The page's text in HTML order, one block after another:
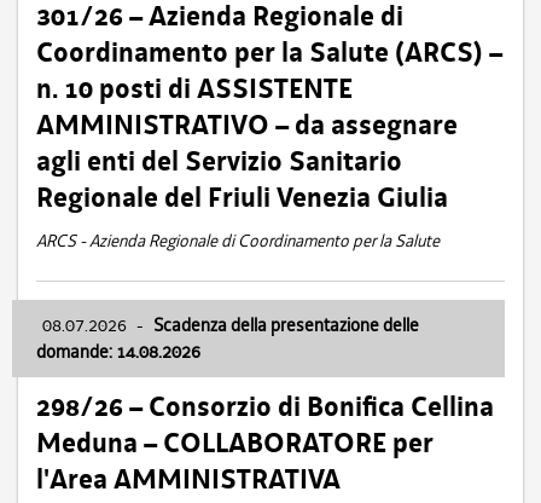
301/26 – Azienda Regionale di
Coordinamento per la Salute (ARCS) –
n. 10 posti di ASSISTENTE
AMMINISTRATIVO – da assegnare
agli enti del Servizio Sanitario
Regionale del Friuli Venezia Giulia
ARCS - Azienda Regionale di Coordinamento per la Salute
08.07.2026 - Scadenza della presentazione delle
domande: 14.08.2026
298/26 – Consorzio di Bonifica Cellina
Meduna – COLLABORATORE per
l'Area AMMINISTRATIVA